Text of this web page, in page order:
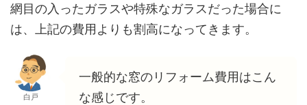
網目の入ったガラスや特殊なガラスだった場合に
は、上記の費用よりも割高になってきます。
白戸
一般的な窓のリフォーム費用はこん
な感じです。